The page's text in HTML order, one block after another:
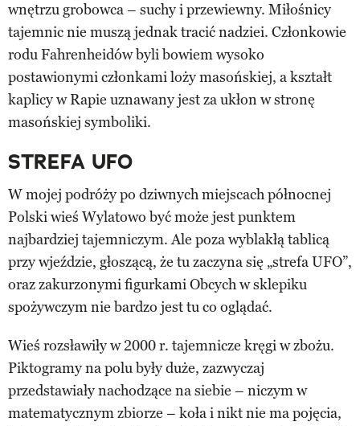
wnętrzu grobowca – suchy i przewiewny. Miłośnicy
tajemnic nie muszą jednak tracić nadziei. Członkowie
rodu Fahrenheidów byli bowiem wysoko
postawionymi członkami loży masońskiej, a kształt
kaplicy w Rapie uznawany jest za ukłon w stronę
masońskiej symboliki.
STREFA UFO
W mojej podróży po dziwnych miejscach północnej
Polski wieś Wylatowo być może jest punktem
najbardziej tajemniczym. Ale poza wyblakłą tablicą
przy wjeździe, głoszącą, że tu zaczyna się „strefa UFO”,
oraz zakurzonymi figurkami Obcych w sklepiku
spożywczym nie bardzo jest tu co oglądać.
Wieś rozsławiły w 2000 r. tajemnicze kręgi w zbożu.
Piktogramy na polu były duże, zazwyczaj
przedstawiały nachodzące na siebie – niczym w
matematycznym zbiorze – koła i nikt nie ma pojęcia,